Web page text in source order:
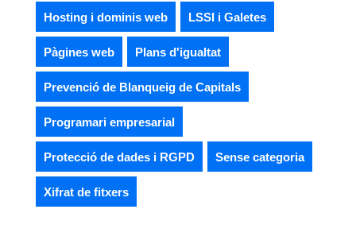
Hosting i dominis web LSSI i Galetes
Pàgines web Plans d'igualtat
Prevenció de Blanqueig de Capitals
Programari empresarial
Protecció de dades i RGPD Sense categoria
Xifrat de fitxers